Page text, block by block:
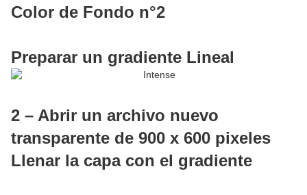
Color de Fondo n°2
Preparar un gradiente Lineal
2 – Abrir un archivo nuevo
transparente de 900 x 600 pixeles
Llenar la capa con el gradiente